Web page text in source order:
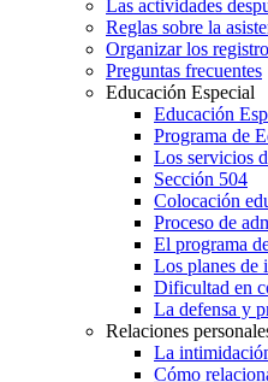
Las actividades
Reglas sobre la
Organizar los
Preguntas frecuentes
Educación Especial
Educación
Programa de
Los servicios
Sección 504
Colocación
Proceso de
El programa
Los planes de
Dificultad en
La defensa y
Relaciones
La
Cómo